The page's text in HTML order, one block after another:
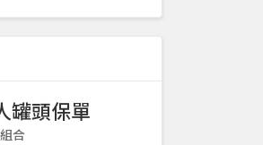
罐頭保單
合